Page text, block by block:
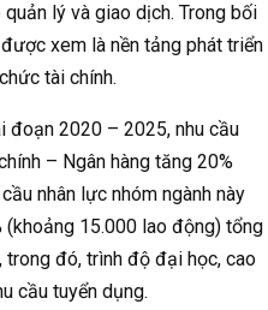
lý và giao dịch. Trong bối
xem là nền tảng phát triển
tài chính.
đoạn 2020 – 2025, nhu cầu
– Ngân hàng tăng 20%
nhân lực nhóm ngành này
15.000 lao động) tổng
trong đó, trình độ đại học, cao
cầu tuyển dụng.